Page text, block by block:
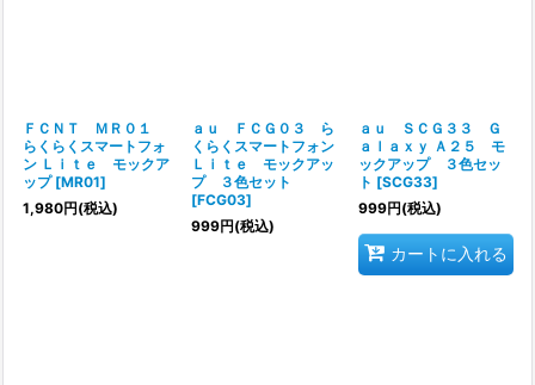
ＦＣＮＴ ＭＲ０１
らくらくスマートフォ
ン Ｌｉｔｅ モックア
ップ [MR01]
1,980円(税込)
ａｕ ＦＣＧ０３ ら
くらくスマートフォン
Ｌｉｔｅ モックアッ
プ ３色セット
[FCG03]
999円(税込)
ａｕ ＳＣＧ３３ Ｇ
ａｌａｘｙ Ａ２５ モ
ックアップ ３色セッ
ト [SCG33]
999円(税込)
カートに入れる